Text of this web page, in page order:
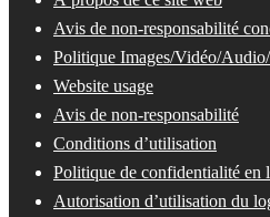
Avis de non-responsabilité
Politique Images/Vidéo/
Website usage
Avis de non-responsabilité
Conditions d’utilisation
Politique de confidentialité en
Autorisation d’utilisation du